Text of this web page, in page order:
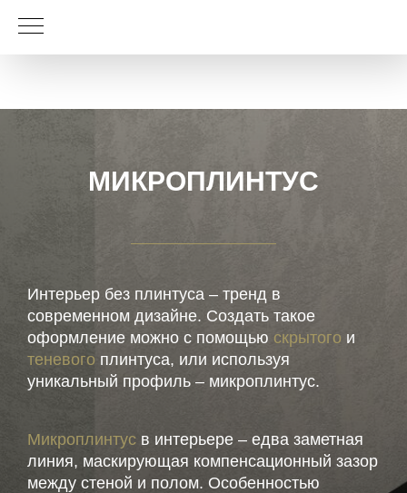
МИКРОПЛИНТУС
Интерьер без плинтуса – тренд в
современном дизайне. Создать такое
оформление можно с помощью скрытого и
теневого плинтуса, или используя
уникальный профиль – микроплинтус.
Микроплинтус в интерьере – едва заметная
линия, маскирующая компенсационный зазор
между стеной и полом. Особенностью